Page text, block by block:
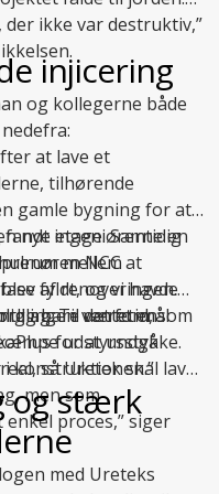
ikke var destruktiv,”
injicering
og kollegerne både
at lave et
tilhørende
gamle bygning for at
nye etage. Samtidig
mellem
fyldt, og vi havde
Til det formål
for at undgå
konstruktionen.”
fandt ingeniørerne en
NCC at
af renoveringen.
ingen ventetid, som
bare været en
udstyrsstykke.
så Uretek skal lave
men som
proces,” siger
og stærk
med Ureteks